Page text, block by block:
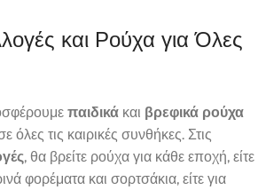
και Ρούχα για Όλες
παιδικά και βρεφικά ρούχα
όλες τις καιρικές συνθήκες. Στις
, θα βρείτε ρούχα για κάθε εποχή, είτε
φορέματα και σορτσάκια, είτε για